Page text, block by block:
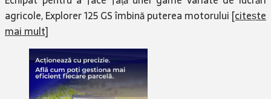
agricole, Explorer 125 GS îmbină puterea motorului [citește
mai mult]